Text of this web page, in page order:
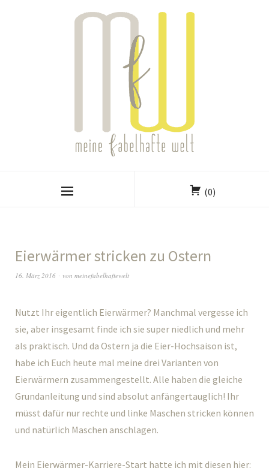
(0)
Eierwärmer stricken zu Ostern
16. März 2016 von meinefabelhaftewelt
Nutzt Ihr eigentlich Eierwärmer? Manchmal vergesse ich
sie, aber insgesamt finde ich sie super niedlich und mehr
als praktisch. Und da Ostern ja die Eier-Hochsaison ist,
habe ich Euch heute mal meine drei Varianten von
Eierwärmern zusammengestellt. Alle haben die gleiche
Grundanleitung und sind absolut anfängertauglich! Ihr
müsst dafür nur rechte und linke Maschen stricken können
und natürlich Maschen anschlagen.
Mein Eierwärmer-Karriere-Start hatte ich mit diesen hier: